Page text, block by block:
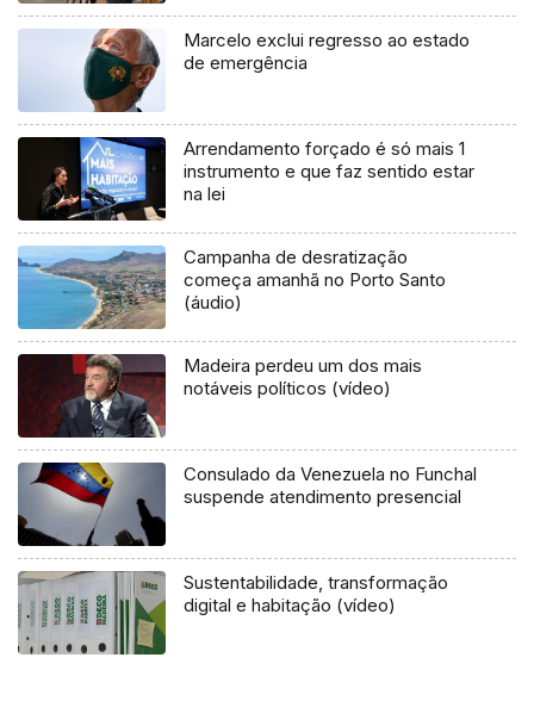
Marcelo exclui regresso ao estado
de emergência
Arrendamento forçado é só mais 1
instrumento e que faz sentido estar
na lei
Campanha de desratização
começa amanhã no Porto Santo
(áudio)
Madeira perdeu um dos mais
notáveis políticos (vídeo)
Consulado da Venezuela no Funchal
suspende atendimento presencial
Sustentabilidade, transformação
digital e habitação (vídeo)